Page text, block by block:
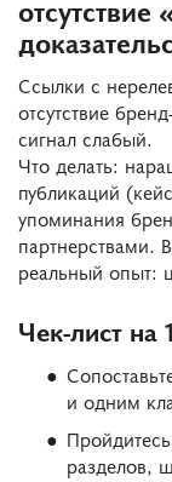
отсутствие
Ссылки с
отсутствие
сигнал слабый.
Что делать:
публикаций
упоминания
партнерствами.
реальный опыт:
Чек-лист на
и одним
разделов,